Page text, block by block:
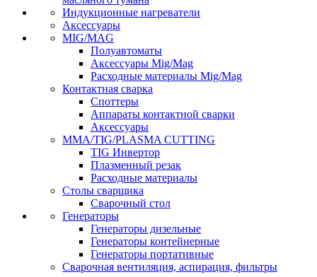
Индукционные нагреватели
Аксессуары
MIG/MAG
Полуавтоматы
Аксессуары Mig/Mag
Расходные материалы Mig/Mag
Контактная сварка
Споттеры
Аппараты контактной сварки
Аксессуары
MMA/TIG/PLASMA CUTTING
TIG Инвертор
Плазменный резак
Расходные материалы
Столы сварщика
Сварочный стол
Генераторы
Генераторы дизельные
Генераторы контейнерные
Генераторы портативные
Сварочная вентиляция, аспирация, фильтры